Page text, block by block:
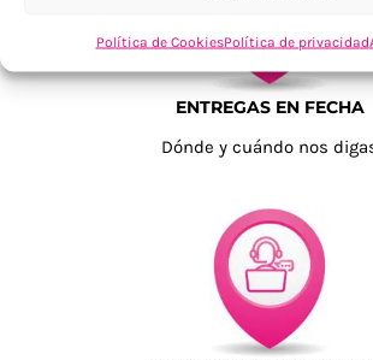
Política de CookiesPolítica de privacidad
ENTREGAS EN FECHA
Dónde y cuándo nos